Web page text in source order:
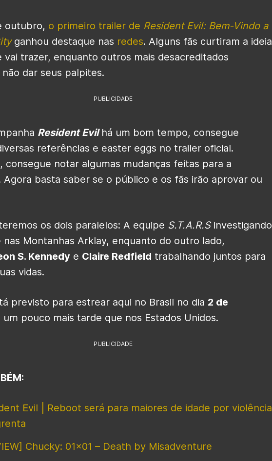
outubro, o primeiro trailer de Resident Evil: Bem-Vindo a
ganhou destaque nas redes. Alguns fãs curtiram a ideia
vai trazer, enquanto outros mais desacreditados
dar seus palpites.
PUBLICIDADE
Resident Evilhá um bom tempo, consegue
referências e easter eggs no trailer oficial.
consegue notar algumas mudanças feitas para a
Agora basta saber se o público e os fãs irão aprovar ou
os dois paralelos: A equipe S.T.A.R.Sinvestigando
nas Montanhas Arklay, enquanto do outro lado,
S. Kennedy e Claire Redfield trabalhando juntos para
vidas.
previsto para estrear aqui no Brasil no dia 2 de
um pouco mais tarde que nos Estados Unidos.
PUBLICIDADE
Evil | Reboot será para maiores de idade por violência
Chucky: 01×01 – Death by Misadventure